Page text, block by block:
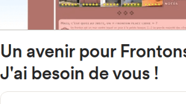
01340 Eltziego, Araba
Grupo Gallarza Etxetaldea
#2436